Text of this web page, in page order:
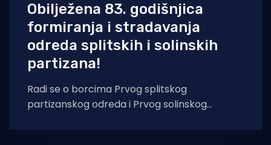
Obilježena 83. godišnjica
formiranja i stradavanja
odreda splitskih i solinskih
partizana!
Radi se o borcima Prvog splitskog
partizanskog odreda i Prvog solinskog
pred spomen-pločom